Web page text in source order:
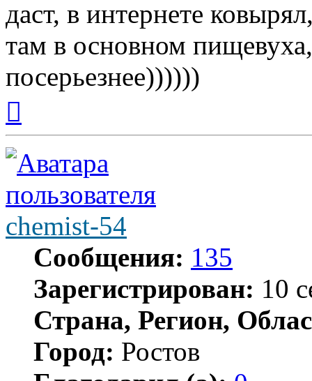
даст, в интернете
там в основном
посерьезнее))))))
началу
chemist-54
Сообщения: 135
Зарегистрирован: 10
Страна, Регион,
Город: Ростов